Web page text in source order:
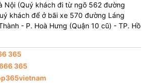
Nội (Quý khách đi từ ngõ 562 đường
khách để ở bãi xe 570 đường Láng
- P. Hoà Hưng (Quận 10 cũ) - TP. Hồ
365
365